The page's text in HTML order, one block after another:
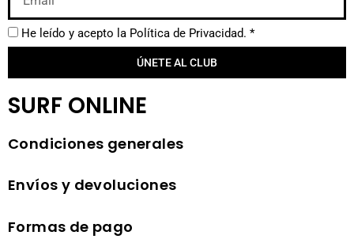
He leído y acepto la Política de Privacidad. *
ÚNETE AL CLUB
SURF ONLINE
Condiciones generales
Envíos y devoluciones
Formas de pago